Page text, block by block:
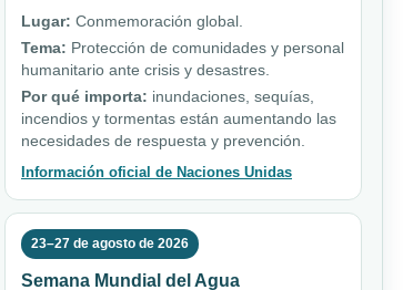
Lugar: Conmemoración global.
Tema: Protección de comunidades y personal
humanitario ante crisis y desastres.
Por qué importa: inundaciones, sequías,
incendios y tormentas están aumentando las
necesidades de respuesta y prevención.
Información oficial de Naciones Unidas
23–27 de agosto de 2026
Semana Mundial del Agua